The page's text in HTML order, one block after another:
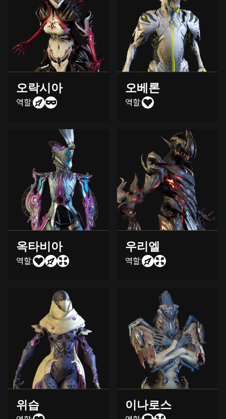
오락시아
역할:
오베론
역할:
옥타비아
역할:
우리엘
역할:
위습 이나로스